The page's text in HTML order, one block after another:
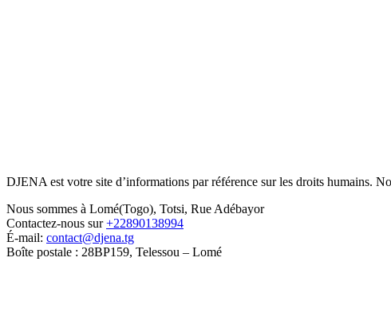
DJENA est votre site d’informations par référence sur les droits humains.
Nous sommes à Lomé(Togo), Totsi, Rue Adébayor
Contactez-nous sur+22890138994
É-mail: contact@djena.tg
Boîte postale : 28BP159, Telessou – Lomé